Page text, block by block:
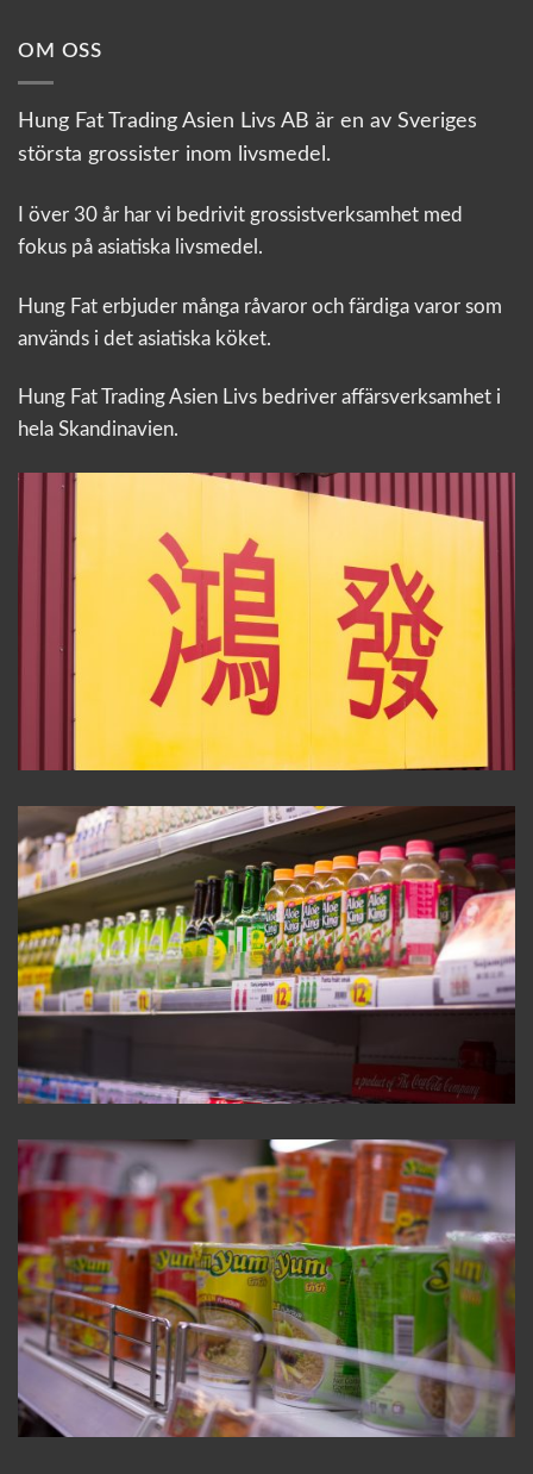
OM OSS
Hung Fat Trading Asien Livs AB är en av Sveriges
största grossister inom livsmedel.
I över 30 år har vi bedrivit grossistverksamhet med
fokus på asiatiska livsmedel.
Hung Fat erbjuder många råvaror och färdiga varor som
används i det asiatiska köket.
Hung Fat Trading Asien Livs bedriver affärsverksamhet i
hela Skandinavien.